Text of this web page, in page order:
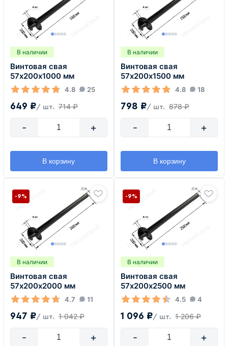
В наличии
Винтовая свая
57х200х1000 мм
4.8 25
649 ₽/ шт. 714 ₽
- +
В корзину
В наличии
Винтовая свая
57х200х1500 мм
4.8 18
798 ₽/ шт. 878 ₽
- +
В корзину
В наличии
Винтовая свая
57х200х2000 мм
4.7 11
947 ₽/ шт. 1 042 ₽
-9%
- +
В наличии
Винтовая свая
57х200х2500 мм
4.5 4
1 096 ₽/ шт. 1 206 ₽
-9%
- +